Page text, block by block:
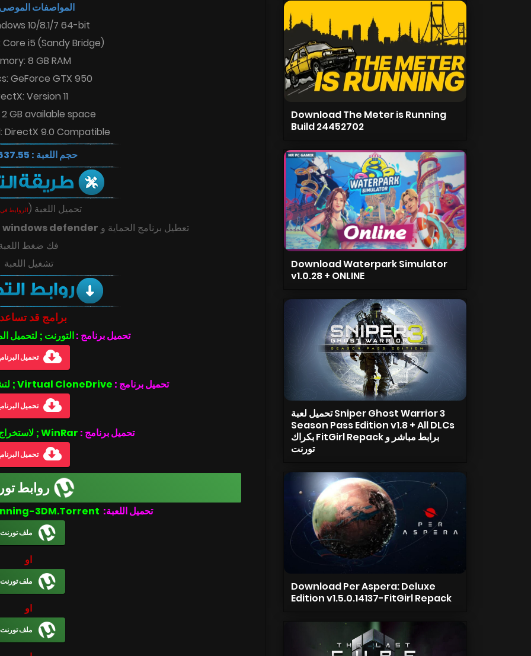
المواصفات الموصى
10/8.1/7 64-bit
i5 (Sandy Bridge)
8 GB RAM
GeForce GTX 950
Version 11
GB available space
DirectX 9.0 Compatible
حجم اللعبة : 637.55 MB
تحميل اللعبة (الروابط
تعطيل برنامج الحماية و windows defender
فك ضغط
تشغيل اللعبة
برامج قد
تحميل برنامج :التورنت ; لتحميل
تحميل
تحميل برنامج : Virtual CloneDrive ; لتشغيل ملفات بصيغة الأيزو .iso
تحميل
تحميل برنامج : WinRar ; لاستخراج الملفات المضغوطة
تحميل
روابط
تحميل اللعبة:
ملف تورنت
او
ملف تورنت
او
ملف تورنت
Download The Meter is Running
Build 24452702
Download Waterpark Simulator
v1.0.28 + ONLINE
تحميل لعبة Sniper Ghost Warrior 3
Season Pass Edition v1.8 + All DLCs
بكراك FitGirl Repack برابط مباشر و
تورنت
Download Per Aspera: Deluxe
Edition v1.5.0.14137-FitGirl Repack